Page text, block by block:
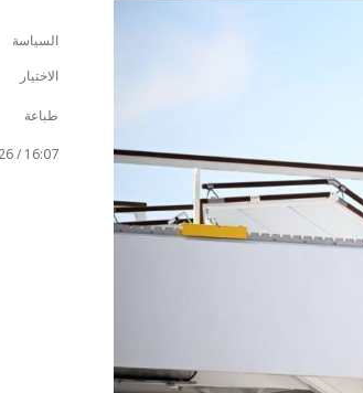
السياسة
الاختيار
طباعة
16:07 / 10.04.2026